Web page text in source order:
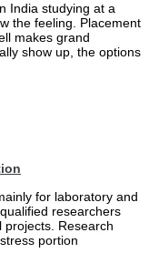
India studying at a
the feeling. Placement
makes grand
show up, the options
for laboratory and
researchers
projects. Research
portion